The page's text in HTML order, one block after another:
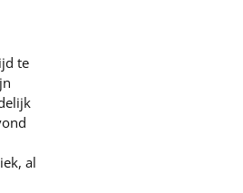
te
al